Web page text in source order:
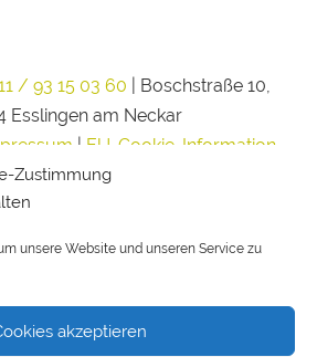
Zustimmung
unsere Website und unseren Service zu
akzeptieren
/ 93 15 03 60 | Boschstraße 10,
Esslingen am Neckar
| EU-Cookie-Information